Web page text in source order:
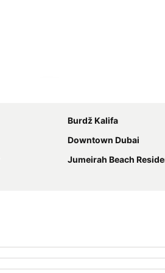
Burdž Kalifa
Downtown Dubai
Jumeirah Beach